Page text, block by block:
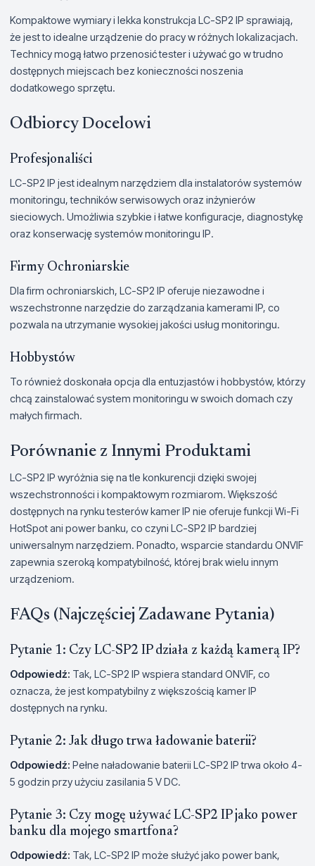
Kompaktowe wymiary i lekka konstrukcja LC-SP2 IP sprawiają,
że jest to idealne urządzenie do pracy w różnych lokalizacjach.
Technicy mogą łatwo przenosić tester i używać go w trudno
dostępnych miejscach bez konieczności noszenia
dodatkowego sprzętu.
Odbiorcy Docelowi
Profesjonaliści
LC-SP2 IP jest idealnym narzędziem dla instalatorów systemów
monitoringu, techników serwisowych oraz inżynierów
sieciowych. Umożliwia szybkie i łatwe konfiguracje, diagnostykę
oraz konserwację systemów monitoringu IP.
Firmy Ochroniarskie
Dla firm ochroniarskich, LC-SP2 IP oferuje niezawodne i
wszechstronne narzędzie do zarządzania kamerami IP, co
pozwala na utrzymanie wysokiej jakości usług monitoringu.
Hobbystów
To również doskonała opcja dla entuzjastów i hobbystów, którzy
chcą zainstalować system monitoringu w swoich domach czy
małych firmach.
Porównanie z Innymi Produktami
LC-SP2 IP wyróżnia się na tle konkurencji dzięki swojej
wszechstronności i kompaktowym rozmiarom. Większość
dostępnych na rynku testerów kamer IP nie oferuje funkcji Wi-Fi
HotSpot ani power banku, co czyni LC-SP2 IP bardziej
uniwersalnym narzędziem. Ponadto, wsparcie standardu ONVIF
zapewnia szeroką kompatybilność, której brak wielu innym
urządzeniom.
FAQs (Najczęściej Zadawane Pytania)
Pytanie 1: Czy LC-SP2 IP działa z każdą kamerą IP?
Odpowiedź: Tak, LC-SP2 IP wspiera standard ONVIF, co
oznacza, że jest kompatybilny z większością kamer IP
dostępnych na rynku.
Pytanie 2: Jak długo trwa ładowanie baterii?
Odpowiedź: Pełne naładowanie baterii LC-SP2 IP trwa około 4-
5 godzin przy użyciu zasilania 5 V DC.
Pytanie 3: Czy mogę używać LC-SP2 IP jako power
banku dla mojego smartfona?
Odpowiedź: Tak, LC-SP2 IP może służyć jako power bank,